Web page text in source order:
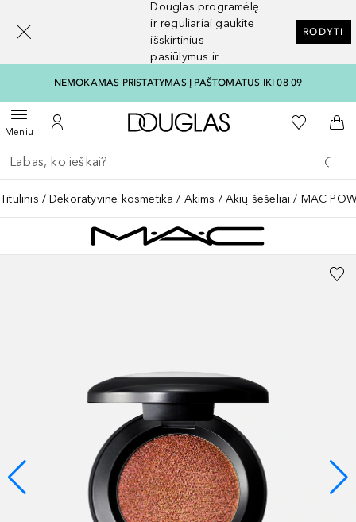
Douglas programėlę
ir reguliariai gaukite
išskirtinius
pasiūlymus ir
RODYTI
NEMOKAMAS PRISTATYMAS Į PAŠTOMATUS IKI 08 09
MeniuAtidaryti meniuĮ mano paskyrą
Į Douglas pagrindinį
Į mano
Į
Grįžk atgal
Vykdykite paiešką
Titulinis Dekoratyvinė kosmetika Akims Akių šešėliai MAC
[navigation.slideout.screenreader]